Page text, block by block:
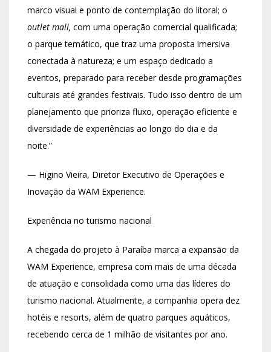
marco visual e ponto de contemplação do litoral; o
outlet mall, com uma operação comercial qualificada;
o parque temático, que traz uma proposta imersiva
conectada à natureza; e um espaço dedicado a
eventos, preparado para receber desde programações
culturais até grandes festivais. Tudo isso dentro de um
planejamento que prioriza fluxo, operação eficiente e
diversidade de experiências ao longo do dia e da
noite.”
— Higino Vieira, Diretor Executivo de Operações e
Inovação da WAM Experience.
Experiência no turismo nacional
A chegada do projeto à Paraíba marca a expansão da
WAM Experience, empresa com mais de uma década
de atuação e consolidada como uma das líderes do
turismo nacional. Atualmente, a companhia opera dez
hotéis e resorts, além de quatro parques aquáticos,
recebendo cerca de 1 milhão de visitantes por ano.